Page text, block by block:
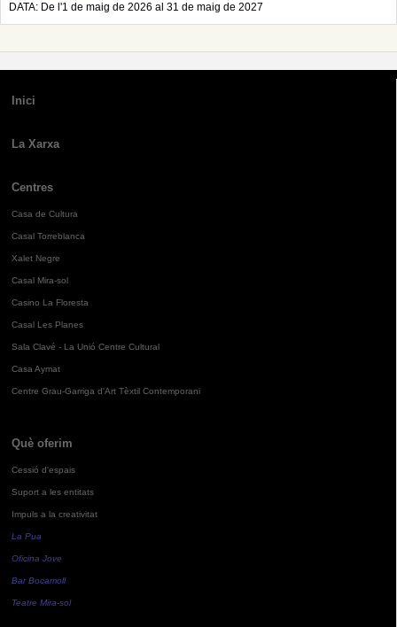
DATA: De l'1 de maig de 2026 al 31 de maig de 2027
Inici
La Xarxa
Centres
Casa de Cultura
Casal Torreblanca
Xalet Negre
Casal Mira-sol
Casino La Floresta
Casal Les Planes
Sala Clavé - La Unió Centre Cultural
Casa Aymat
Centre Grau-Garriga d'Art Tèxtil Contemporani
Què oferim
Cessió d'espais
Suport a les entitats
Impuls a la creativitat
La Pua
Oficina Jove
Bar Bocamoll
Teatre Mira-sol